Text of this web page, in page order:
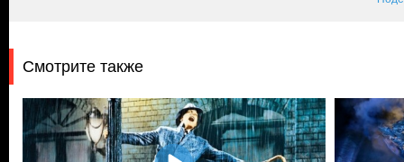
Смотрите также